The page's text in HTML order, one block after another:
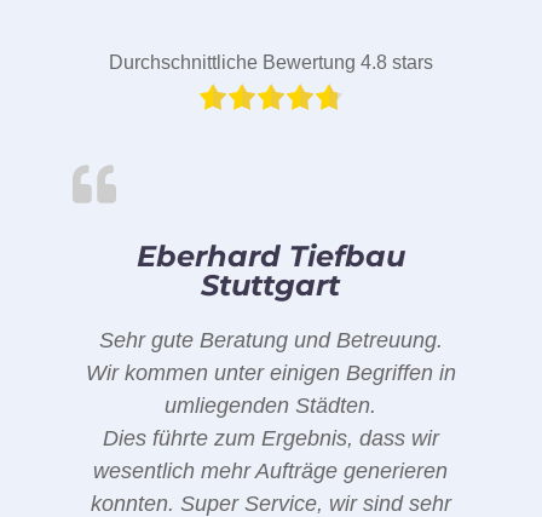
Durchschnittliche Bewertung 4.8 stars
Eberhard Tiefbau
Stuttgart
Sehr gute Beratung und Betreuung.
Wir kommen unter einigen Begriffen in
umliegenden Städten.
Dies führte zum Ergebnis, dass wir
wesentlich mehr Aufträge generieren
konnten. Super Service, wir sind sehr